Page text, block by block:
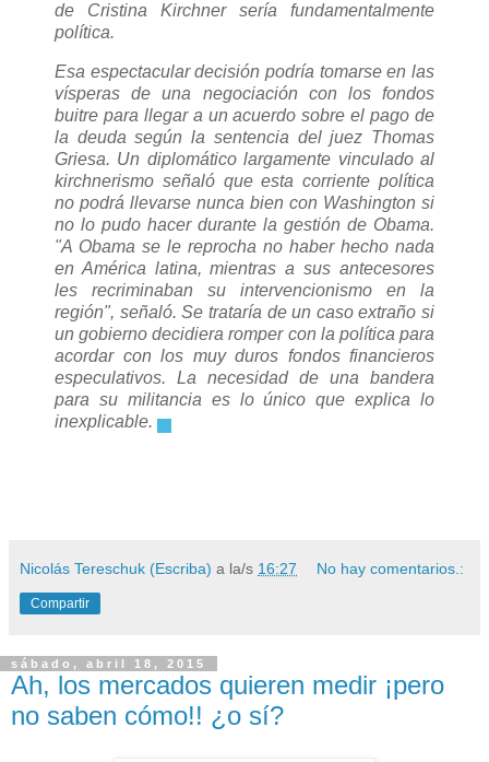
de Cristina Kirchner sería fundamentalmente
política.
Esa espectacular decisión podría tomarse en las
vísperas de una negociación con los fondos
buitre para llegar a un acuerdo sobre el pago de
la deuda según la sentencia del juez Thomas
Griesa. Un diplomático largamente vinculado al
kirchnerismo señaló que esta corriente política
no podrá llevarse nunca bien con Washington si
no lo pudo hacer durante la gestión de Obama.
"A Obama se le reprocha no haber hecho nada
en América latina, mientras a sus antecesores
les recriminaban su intervencionismo en la
región", señaló. Se trataría de un caso extraño si
un gobierno decidiera romper con la política para
acordar con los muy duros fondos financieros
especulativos. La necesidad de una bandera
para su militancia es lo único que explica lo
inexplicable.
Nicolás Tereschuk (Escriba) a la/s 16:27 No hay comentarios.:
Compartir
sábado, abril 18, 2015
Ah, los mercados quieren medir ¡pero
no saben cómo!! ¿o sí?